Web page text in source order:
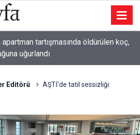
apartman tartışmasında öldürülen koç,
uğurlandı
Editörü
AŞTİ'de tatil sessizliği: